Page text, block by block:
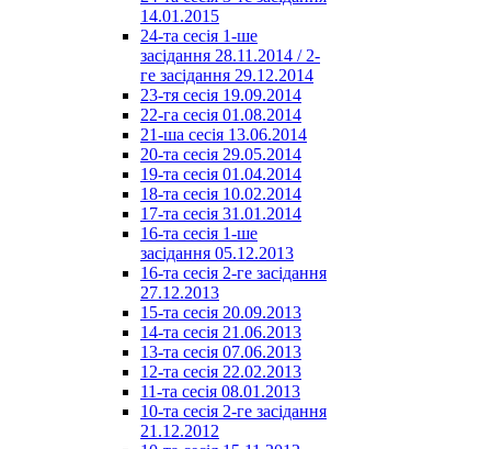
14.01.2015
24-та сесія 1-ше
засідання 28.11.2014 / 2-
ге засідання 29.12.2014
23-тя сесія 19.09.2014
22-га сесія 01.08.2014
21-ша сесія 13.06.2014
20-та сесія 29.05.2014
19-та сесія 01.04.2014
18-та сесія 10.02.2014
17-та сесія 31.01.2014
16-та сесія 1-ше
засідання 05.12.2013
16-та сесія 2-ге засідання
27.12.2013
15-та сесія 20.09.2013
14-та сесія 21.06.2013
13-та сесія 07.06.2013
12-та сесія 22.02.2013
11-та сесія 08.01.2013
10-та сесія 2-ге засідання
21.12.2012